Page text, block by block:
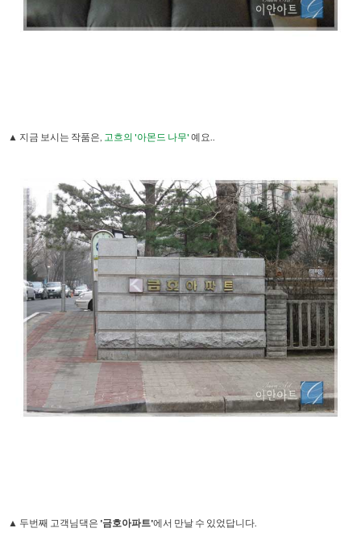
▲ 지금 보시는 작품은, 고흐의 '아몬드 나무' 예요..
▲ 두번째 고객님댁은 '금호아파트'에서 만날 수 있었답니다.